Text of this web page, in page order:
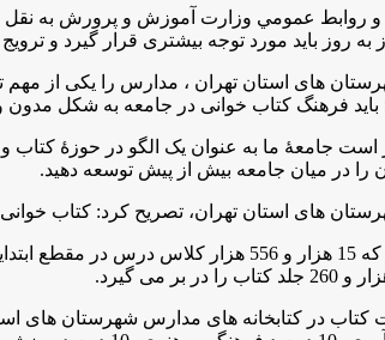
عمومي وزارت آموزش و پرورش به نقل از
روز باید مورد توجه بیشتری قرار گیرد و
های استان تهران ، مدارس را یکی از مهم
فرهنگ کتاب خوانی در جامعه به شکل مدون و
است جامعۀ ما به عنوان یک الگو در حوزۀ کتاب
را در میان جامعه بیش از پیش توسعه دهید.
های استان تهران، تصريح كرد: کتاب خوانی